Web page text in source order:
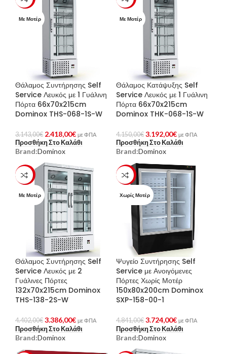
Με Μοτέρ
Θάλαμος Συντήρησης Self
Service Λευκός με 1 Γυάλινη
Πόρτα 66x70x215cm
Dominox THS-068-1S-W
3.143,00€ 2.418,00€ με ΦΠΑ
Προσθήκη Στο Καλάθι
Brand:Dominox
Με Μοτέρ
Θάλαμος Κατάψυξης Self
Service Λευκός με 1 Γυάλινη
Πόρτα 66x70x215cm
Dominox THK-068-1S-W
4.150,00€ 3.192,00€ με ΦΠΑ
Προσθήκη Στο Καλάθι
Brand:Dominox
-23%
Με Μοτέρ
Θάλαμος Συντήρησης Self
Service Λευκός με 2
Γυάλινες Πόρτες
132x70x215cm Dominox
THS-138-2S-W
4.402,00€ 3.386,00€ με ΦΠΑ
Προσθήκη Στο Καλάθι
Brand:Dominox
-23%
Χωρίς Μοτέρ
Ψυγείο Συντήρησης Self
Service με Ανοιγόμενες
Πόρτες Χωρίς Μοτέρ
150x80x200cm Dominox
SXP-158-00-1
4.841,00€ 3.724,00€ με ΦΠΑ
Προσθήκη Στο Καλάθι
Brand:Dominox